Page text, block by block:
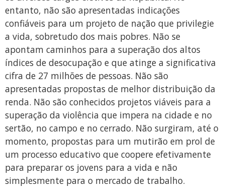
entanto, não são apresentadas indicações
confiáveis para um projeto de nação que privilegie
a vida, sobretudo dos mais pobres. Não se
apontam caminhos para a superação dos altos
índices de desocupação e que atinge a significativa
cifra de 27 milhões de pessoas. Não são
apresentadas propostas de melhor distribuição da
renda. Não são conhecidos projetos viáveis para a
superação da violência que impera na cidade e no
sertão, no campo e no cerrado. Não surgiram, até o
momento, propostas para um mutirão em prol de
um processo educativo que coopere efetivamente
para preparar os jovens para a vida e não
simplesmente para o mercado de trabalho.